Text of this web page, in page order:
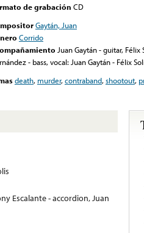
de grabación CD
Gaytán, Juan
Corrido
Juan Gaytán - guitar,
- bass, vocal: Juan Gaytán - Félix
death, murder,contraband,shootout,
Escalante - accordion, Juan